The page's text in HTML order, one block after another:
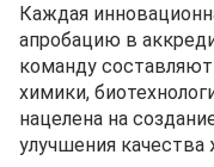
Каждая
апробацию в
команду
химики,
нацелена на
улучшения качества